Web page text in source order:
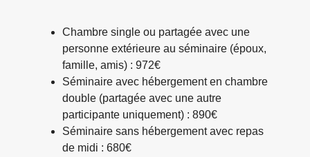
Chambre single ou partagée avec une
personne extérieure au séminaire (époux,
famille, amis) : 972€
Séminaire avec hébergement en chambre
double (partagée avec une autre
participante uniquement) : 890€
Séminaire sans hébergement avec repas
de midi : 680€